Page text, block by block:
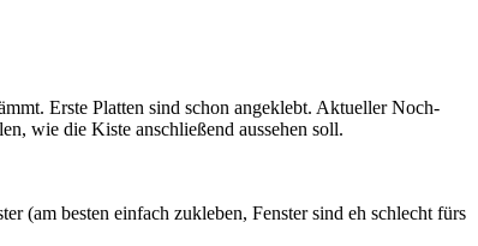
Erste Platten sind schon angeklebt. Aktueller Noch-
wie die Kiste anschließend aussehen soll.
(am besten einfach zukleben, Fenster sind eh schlecht fürs